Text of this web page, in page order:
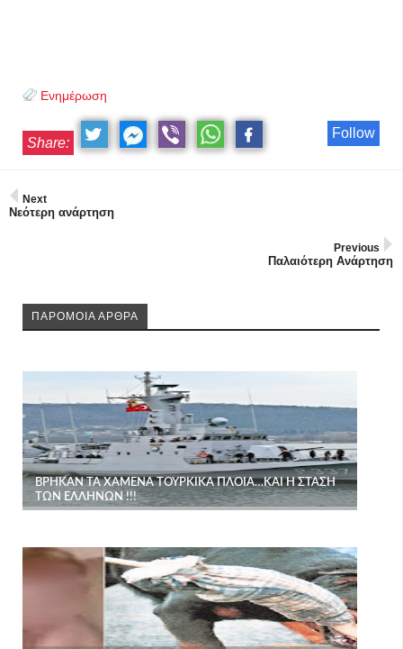
Ενημέρωση
Follow
Share:
Next
Νεότερη ανάρτηση
Previous
Παλαιότερη Ανάρτηση
ΠΑΡΟΜΟΙΑ ΑΡΘΡΑ